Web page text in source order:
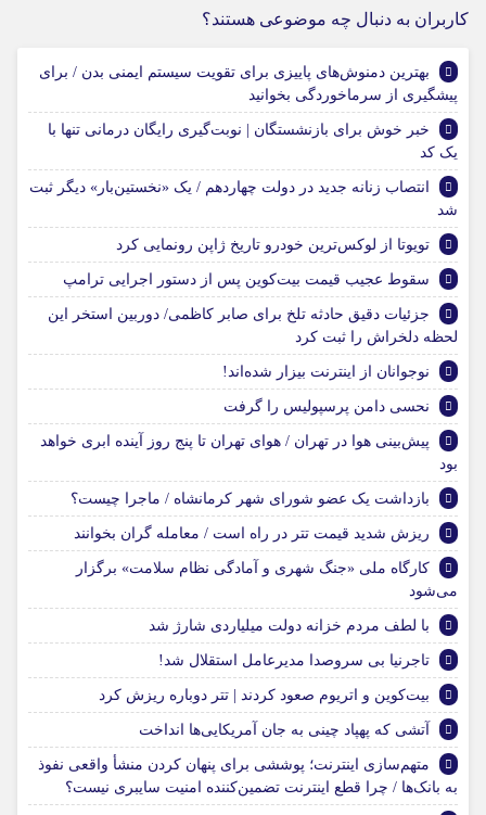
کاربران به دنبال چه موضوعی هستند؟
بهترین دمنوش‌های پاییزی برای تقویت سیستم ایمنی بدن / برای
پیشگیری از سرماخوردگی بخوانید
خبر خوش برای بازنشستگان | نوبت‌گیری رایگان درمانی تنها با
یک کد
انتصاب زنانه جدید در دولت چهاردهم / یک «نخستین‌بار» دیگر ثبت
شد
تویوتا از لوکس‌ترین خودرو تاریخ ژاپن رونمایی کرد
سقوط عجیب قیمت بیت‌کوین پس از دستور اجرایی ترامپ
جزئیات دقیق حادثه تلخ برای صابر کاظمی/ دوربین استخر این
لحظه دلخراش را ثبت کرد
نوجوانان از اینترنت بیزار شده‌اند!
نحسی دامن پرسپولیس را گرفت
پیش‌بینی هوا در تهران / هوای تهران تا پنج روز آینده ابری خواهد
بود
بازداشت یک عضو شورای شهر کرمانشاه / ماجرا چیست؟
ریزش شدید قیمت تتر در راه است / معامله گران بخوانند
کارگاه ملی «جنگ شهری و آمادگی نظام سلامت» برگزار
می‌شود
با لطف مردم خزانه دولت میلیاردی شارژ شد
تاجرنیا بی سروصدا مدیرعامل استقلال شد!
بیت‌کوین و اتریوم صعود کردند | تتر دوباره ریزش کرد
آتشی که پهپاد چینی به جان آمریکایی‌ها انداخت
متهم‌سازی اینترنت؛ پوششی برای پنهان کردن منشأ واقعی نفوذ
به بانک‌ها / چرا قطع اینترنت تضمین‌کننده امنیت سایبری نیست؟